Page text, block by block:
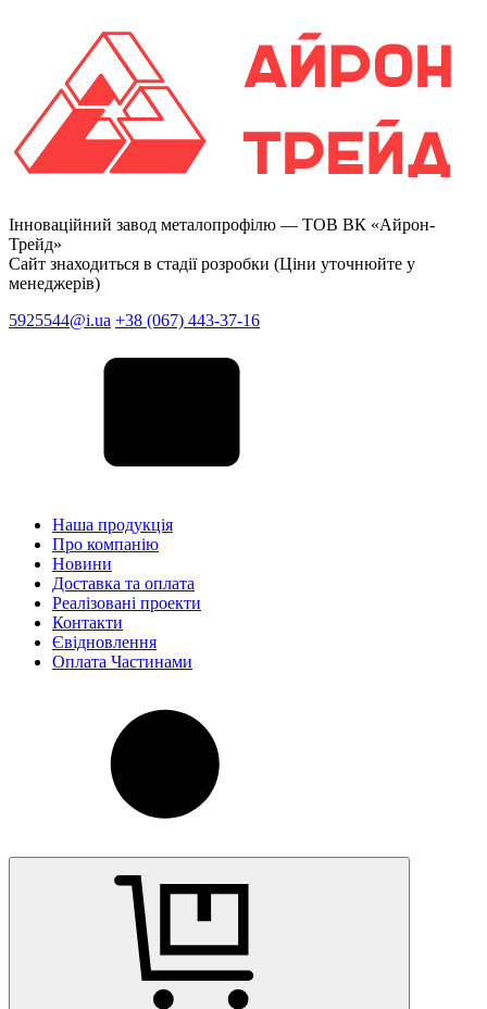
Інноваційний завод металопрофілю — ТОВ ВК «Айрон-
Трейд»
Сайт знаходиться в стадії розробки (Ціни уточнюйте у
менеджерів)
5925544@i.ua +38 (067) 443-37-16
Наша продукція
Про компанію
Новини
Доставка та оплата
Реалізовані проекти
Контакти
Євідновлення
Оплата Частинами